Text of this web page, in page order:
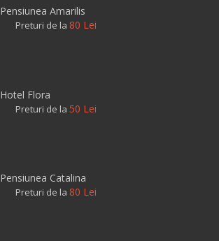
Pensiunea Amarilis
Preturi de la 80 Lei
Hotel Flora
Preturi de la 50 Lei
Pensiunea Catalina
Preturi de la 80 Lei